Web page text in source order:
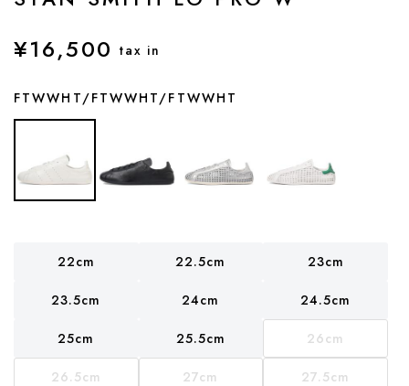
¥16,500 tax in
FTWWHT/FTWWHT/FTWWHT
22cm 22.5cm 23cm
23.5cm 24cm 24.5cm
25cm 25.5cm 26cm
26.5cm 27cm 27.5cm